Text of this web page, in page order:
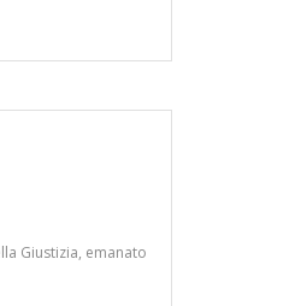
Giustizia, emanato